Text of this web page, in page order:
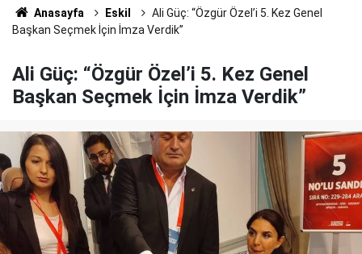
Anasayfa Eskil
Ali Güç: “Özgür Özel’i 5. Kez Genel
Başkan Seçmek İçin İmza Verdik”
Ali Güç: “Özgür Özel’i 5. Kez Genel
Başkan Seçmek İçin İmza Verdik”